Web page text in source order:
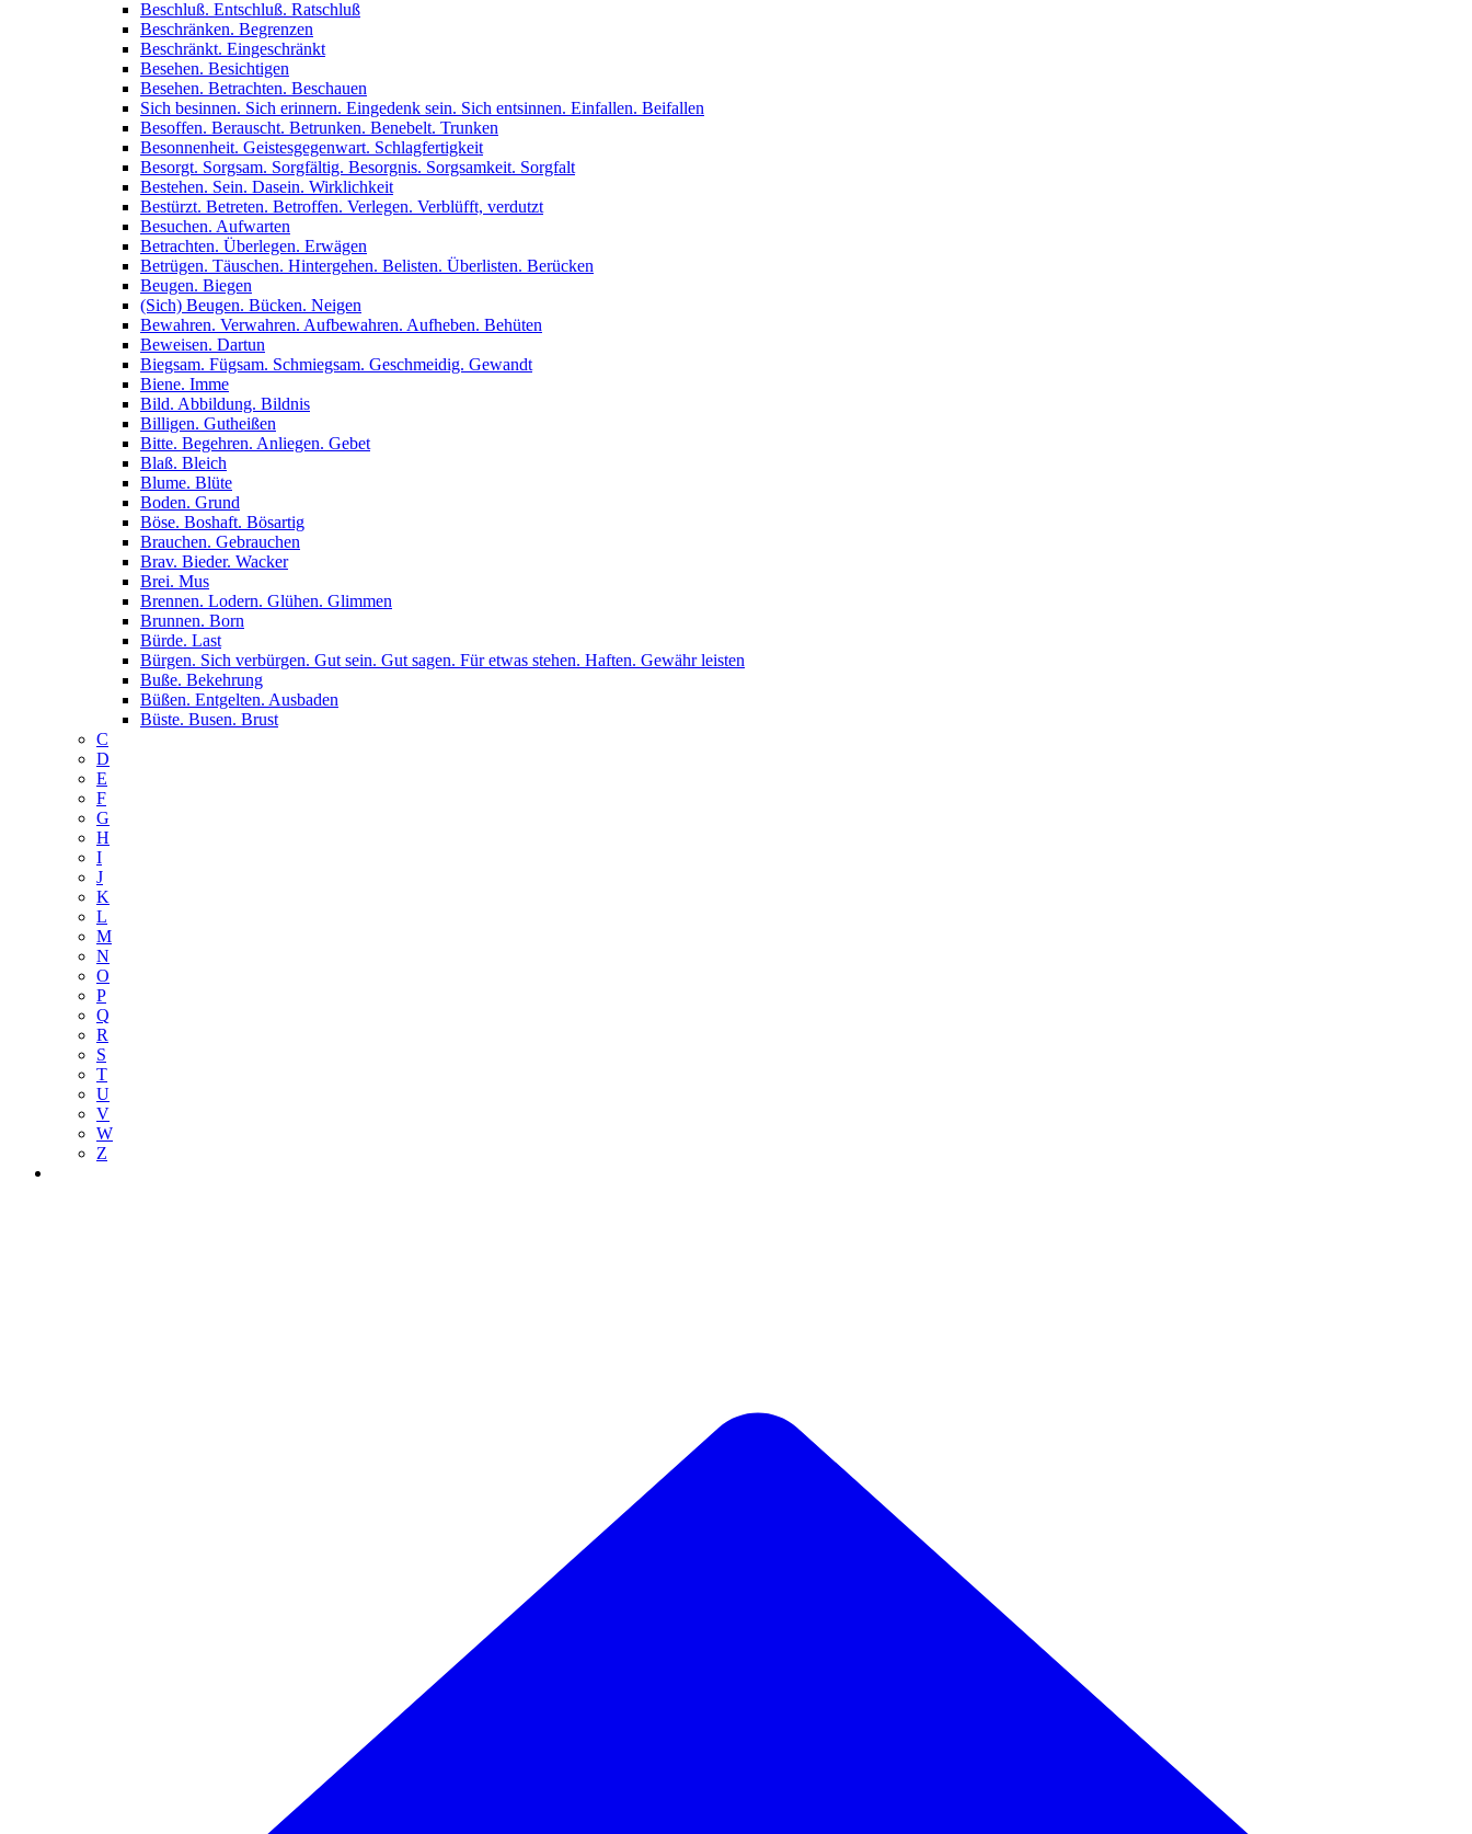
Beschluß. Entschluß. Ratschluß
Beschränken. Begrenzen
Beschränkt. Eingeschränkt
Besehen. Besichtigen
Besehen. Betrachten. Beschauen
Sich besinnen. Sich erinnern. Eingedenk sein. Sich entsinnen. Einfallen. Beifallen
Besoffen. Berauscht. Betrunken. Benebelt. Trunken
Besonnenheit. Geistesgegenwart. Schlagfertigkeit
Besorgt. Sorgsam. Sorgfältig. Besorgnis. Sorgsamkeit. Sorgfalt
Bestehen. Sein. Dasein. Wirklichkeit
Bestürzt. Betreten. Betroffen. Verlegen. Verblüfft, verdutzt
Besuchen. Aufwarten
Betrachten. Überlegen. Erwägen
Betrügen. Täuschen. Hintergehen. Belisten. Überlisten. Berücken
Beugen. Biegen
(Sich) Beugen. Bücken. Neigen
Bewahren. Verwahren. Aufbewahren. Aufheben. Behüten
Beweisen. Dartun
Biegsam. Fügsam. Schmiegsam. Geschmeidig. Gewandt
Biene. Imme
Bild. Abbildung. Bildnis
Billigen. Gutheißen
Bitte. Begehren. Anliegen. Gebet
Blaß. Bleich
Blume. Blüte
Boden. Grund
Böse. Boshaft. Bösartig
Brauchen. Gebrauchen
Brav. Bieder. Wacker
Brei. Mus
Brennen. Lodern. Glühen. Glimmen
Brunnen. Born
Bürde. Last
Bürgen. Sich verbürgen. Gut sein. Gut sagen. Für etwas stehen. Haften. Gewähr leisten
Buße. Bekehrung
Büßen. Entgelten. Ausbaden
Büste. Busen. Brust
C
D
E
F
G
H
I
J
K
L
M
N
O
P
Q
R
S
T
U
V
W
Z